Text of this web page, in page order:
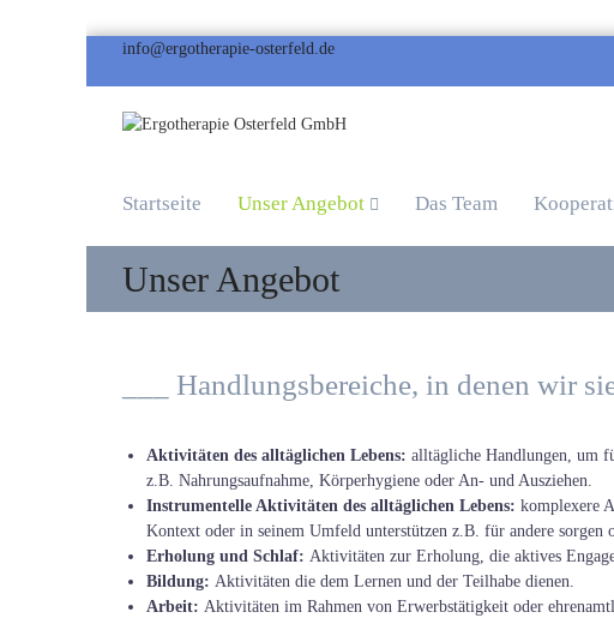
info@ergotherapie-osterfeld.de
Ergotherapie
Osterfeld
Die
für
Ergotherapie
Martinistraße
•
Weg
Eichenstraße
Startseite Unser Angebot Das Team
Unser Angebot
___ Handlungsbereiche, in denen wir
Aktivitäten des alltäglichen Lebens: alltägliche Handlungen, um
z.B. Nahrungsaufnahme, Körperhygiene oder An- und Ausziehen.
Instrumentelle Aktivitäten des alltäglichen Lebens: komplexere
Kontext oder in seinem Umfeld unterstützen z.B. für andere sorgen
Erholung und Schlaf: Aktivitäten zur Erholung, die aktives
Bildung: Aktivitäten die dem Lernen und der Teilhabe dienen.
Arbeit: Aktivitäten im Rahmen von Erwerbstätigkeit oder